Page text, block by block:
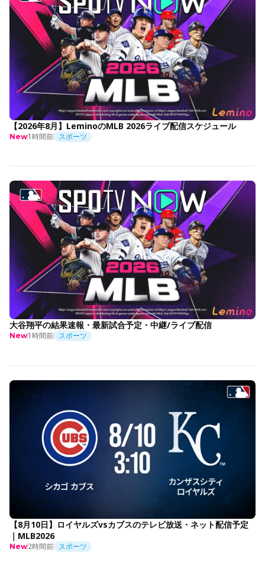
【2026年8月】LeminoのMLB 2026ライブ配信スケジュール
New1時間前 スポーツ
大谷翔平の結果速報・最新試合予定・中継/ライブ配信
New1時間前 スポーツ
【8月10日】ロイヤルズvsカブスのテレビ放送・ネット配信予定
｜MLB2026
New2時間前 スポーツ